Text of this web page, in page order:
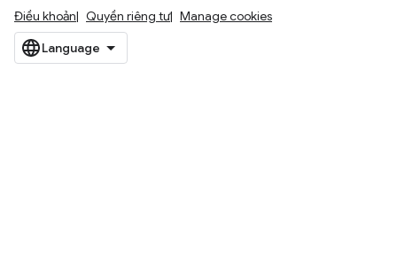
Điều khoản Quyền riêng tư Manage cookies